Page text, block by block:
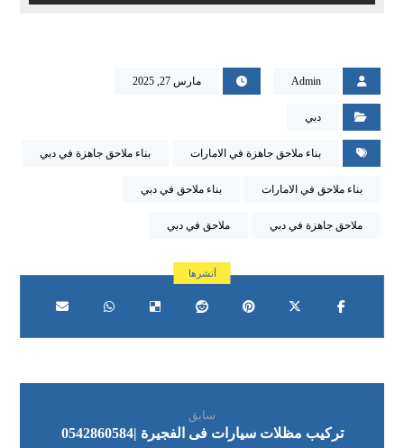
Admin مارس 27, 2025
دبي
بناء ملاحق جاهزة في الامارات بناء ملاحق جاهزة في دبي
بناء ملاحق في الامارات بناء ملاحق في دبي
ملاحق جاهزة في دبي ملاحق في دبي
سابق
تركيب مظلات سيارات فى الفجيرة |0542860584